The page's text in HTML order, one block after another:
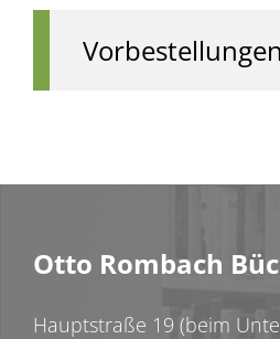
Vorbestellungen
Otto Rombach
Hauptstraße 19 (beim